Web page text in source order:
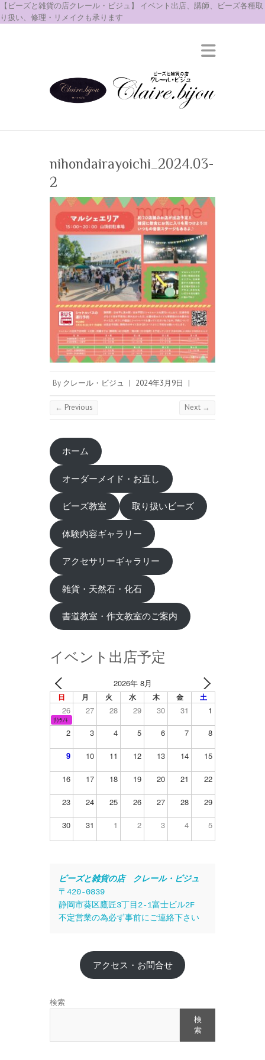
【ビーズと雑貨の店クレール・ビジュ】 イベント出店、講師、ビーズ各種取
り扱い、修理・リメイクも承ります
nihondairayoichi_2024.03-
2
By クレール・ビジュ | 2024年3月9日 |
← Previous Next →
ホーム
オーダーメイド・お直し
ビーズ教室 取り扱いビーズ
体験内容ギャラリー
アクセサリーギャラリー
雑貨・天然石・化石
書道教室・作文教室のご案内
イベント出店予定
2026年 8月
日 月 火 水 木 金 土
26 27 28 29 30 31 1
ｻｸﾗﾉｷ
2 3 4 5 6 7 8
9 10 11 12 13 14 15
16 17 18 19 20 21 22
23 24 25 26 27 28 29
30 31 1 2 3 4 5
ビーズと雑貨の店　クレール・ビジュ
〒420-0839
静岡市葵区鷹匠3丁目2-1富士ビル2F
不定営業の為必ず事前にご連絡下さい
アクセス・お問合せ
検索
検
索